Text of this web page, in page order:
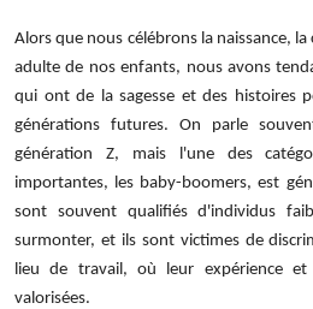
Alors que nous célébrons la naissance,
adulte de nos enfants, nous avons
qui ont de la sagesse et des histoires
générations futures. On parle
génération Z, mais l'une des
importantes, les baby-boomers, est
sont souvent qualifiés d'individus
surmonter, et ils sont victimes de
lieu de travail, où leur expérience et
valorisées.